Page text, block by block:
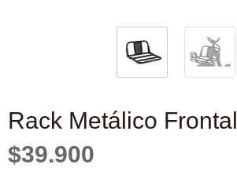
Rack Metálico Frontal
$39.900